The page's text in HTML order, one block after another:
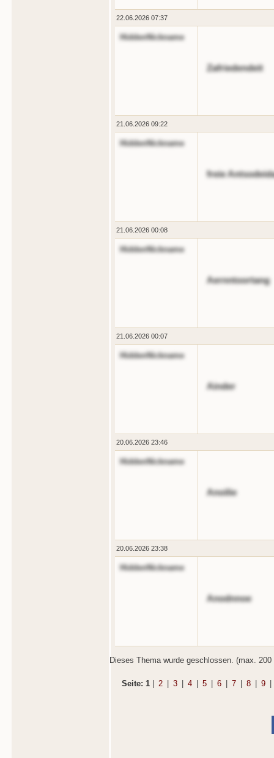
22.06.2026 07:37
HiddenNickname
Zafriedendeit
21.06.2026 09:22
HiddenNickname
freie
21.06.2026 00:08
HiddenNickname
Aernntoortang
21.06.2026 00:07
HiddenNickname
Ainder
20.06.2026 23:46
HiddenNickname
Anoilie
20.06.2026 23:38
HiddenNickname
Anodnnoe
Dieses Thema wurde geschlossen. (max. 200
Seite: 1 2 3 4 5 6 7 8 9